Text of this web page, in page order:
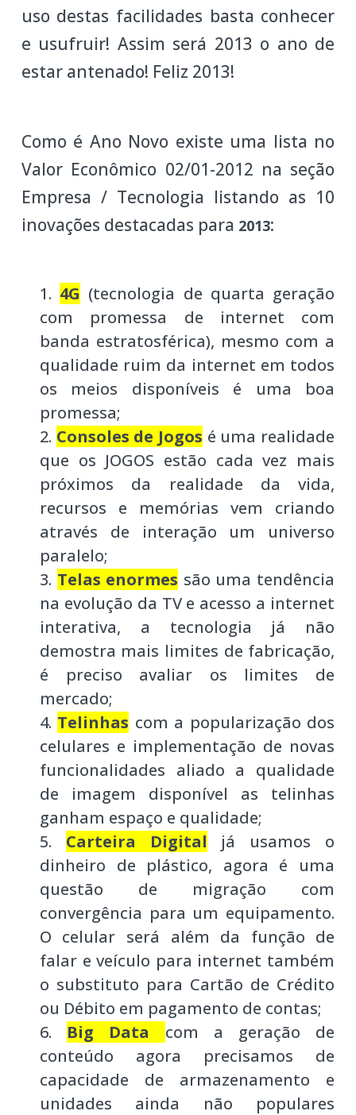
uso destas facilidades basta conhecer
e usufruir! Assim será 2013 o ano de
estar antenado! Feliz 2013!
Como é Ano Novo existe uma lista no
Valor Econômico 02/01-2012 na seção
Empresa / Tecnologia listando as 10
inovações destacadas para 2013:
4G (tecnologia de quarta geração
com promessa de internet com
banda estratosférica), mesmo com a
qualidade ruim da internet em todos
os meios disponíveis é uma boa
promessa;
Consoles de Jogos é uma realidade
que os JOGOS estão cada vez mais
próximos da realidade da vida,
recursos e memórias vem criando
através de interação um universo
paralelo;
Telas enormes são uma tendência
na evolução da TV e acesso a internet
interativa, a tecnologia já não
demostra mais limites de fabricação,
é preciso avaliar os limites de
mercado;
Telinhas com a popularização dos
celulares e implementação de novas
funcionalidades aliado a qualidade
de imagem disponível as telinhas
ganham espaço e qualidade;
Carteira Digital já usamos o
dinheiro de plástico, agora é uma
questão de migração com
convergência para um equipamento.
O celular será além da função de
falar e veículo para internet também
o substituto para Cartão de Crédito
ou Débito em pagamento de contas;
Big Data com a geração de
conteúdo agora precisamos de
capacidade de armazenamento e
unidades ainda não populares